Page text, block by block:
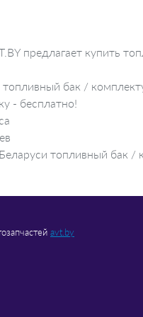
предлагает купить
топливный бак /
- бесплатно!
топливный бак /
avt.by